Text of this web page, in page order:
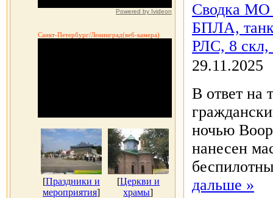
Powered by Ivideon
Санкт-Петербург/Ленинград(веб-камера)
[Праздники и
мероприятия]
[Церкви и
храмы]
Сводка МО
БПЛА,
РЛС, 8 скл,
29.11.2025
В ответ на
ночью
нанесен
дальше »